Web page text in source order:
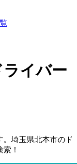
ライバー
埼玉県北本市の ド
！